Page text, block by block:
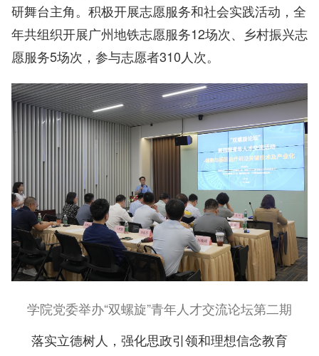
研舞台主角。积极开展志愿服务和社会实践活动，全
年共组织开展广州地铁志愿服务12场次、乡村振兴志
愿服务5场次，参与志愿者310人次。
学院党委举办“双螺旋”青年人才交流论坛第二期
落实立德树人，强化思政引领和理想信念教育